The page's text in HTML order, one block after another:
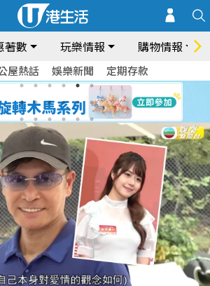
著數 玩樂情報 購物情報
屋熱話 娛樂新聞 定期存款